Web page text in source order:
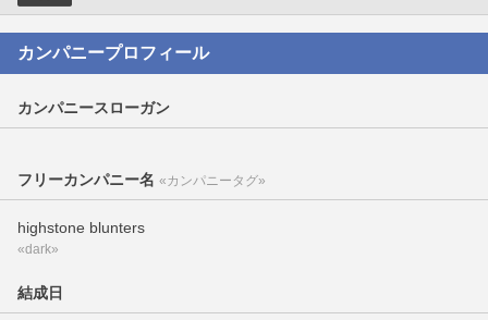
カンパニープロフィール
カンパニースローガン
フリーカンパニー名 «カンパニータグ»
highstone blunters
«dark»
結成日